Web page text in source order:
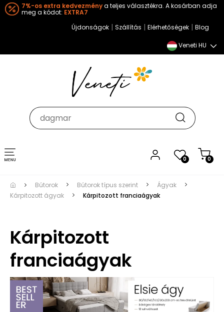
7%-os extra kedvezménya teljes választékra. A kosárban adja
meg a kódot: EXTRA7
Újdonságok | Szállítás | Elérhetőségek | Blog
Veneti HU
0 0
Toggle
navigation
Bútorok Bútorok típus szerint
Ágyak
Kárpitozott ágyak
Kárpitozott franciaágyak
Kárpitozott
franciaágyak